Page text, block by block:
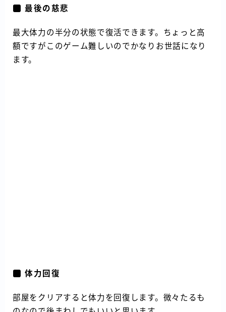
最後の慈悲
最大体力の半分の状態で復活できます。ちょっと高
額ですがこのゲーム難しいのでかなりお世話になり
ます。
体力回復
部屋をクリアすると体力を回復します。微々たるも